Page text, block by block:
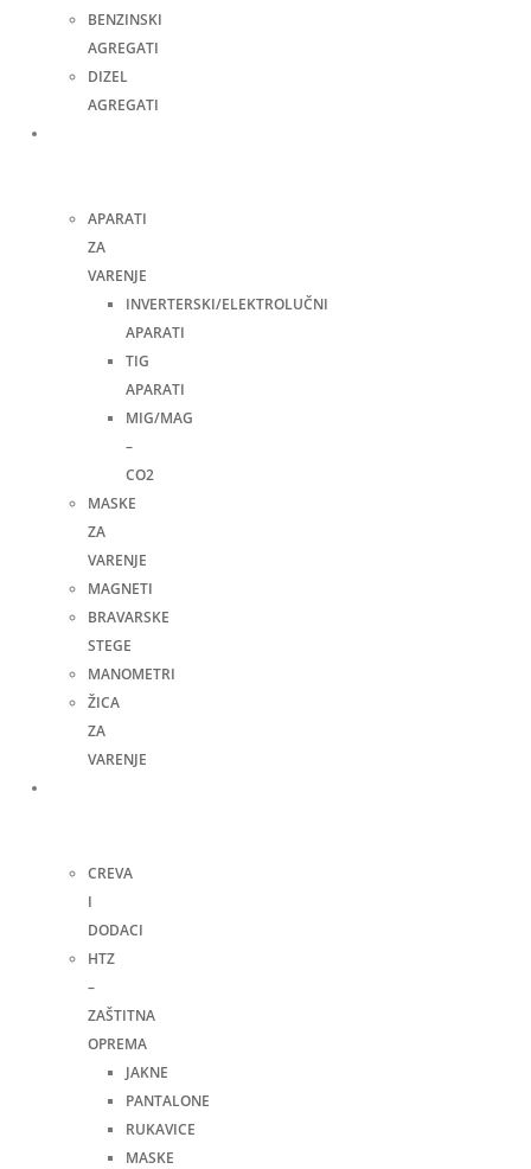
BENZINSKI
AGREGATI
DIZEL
AGREGATI
APARATI
ZA
VARENJE
INVERTERSKI/ELEKTROLUČNI
APARATI
TIG
APARATI
MIG/MAG
–
CO2
MASKE
ZA
VARENJE
MAGNETI
BRAVARSKE
STEGE
MANOMETRI
ŽICA
ZA
VARENJE
CREVA
I
DODACI
HTZ
–
ZAŠTITNA
OPREMA
JAKNE
PANTALONE
RUKAVICE
MASKE